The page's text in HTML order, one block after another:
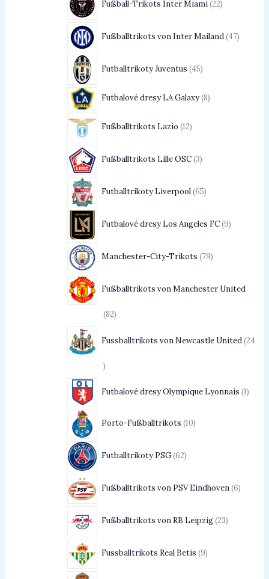
Fußball-Trikots Inter Miami 22
Fußballtrikots von Inter Mailand 47
Futballtrikoty Juventus 45
Futbalové dresy LA Galaxy 8
Fußballtrikots Lazio 12
Fußballtrikots Lille OSC 3
Futballtrikoty Liverpool 65
Futbalové dresy Los Angeles FC 9
Manchester-City-Trikots 79
Fußballtrikots von Manchester United
82
Fussballtrikots von Newcastle United 24
Futbalové dresy Olympique Lyonnais 1
Porto-Fußballtrikots 10
Futballtrikoty PSG 62
Fußballtrikots von PSV Eindhoven 6
Fußballtrikots von RB Leipzig 23
Fussballtrikots Real Betis 9